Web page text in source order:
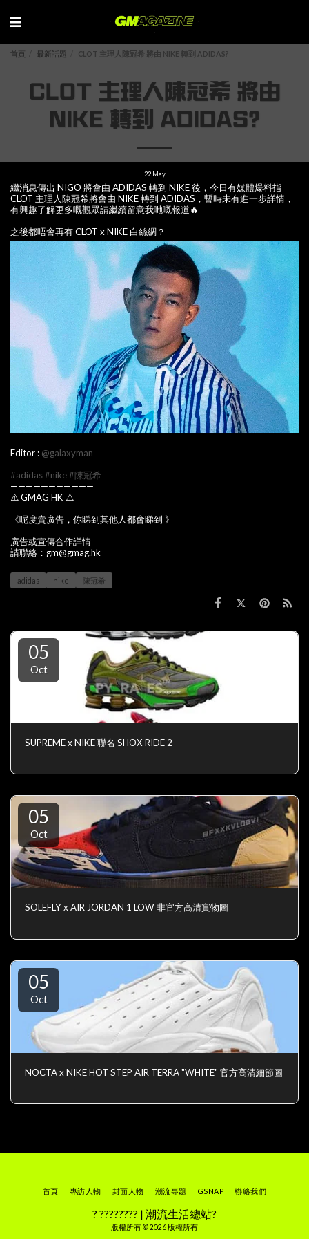
首頁 最新話題 CLOT 主理人陳冠希 將由 NIKE 轉到 ADIDAS?
CLOT 主理人陳冠希 將由
NIKE 轉到 ADIDAS?
22 May
繼消息傳出 NIGO 將會由 ADIDAS 轉到 NIKE 後，今日有媒體爆料指
CLOT 主理人陳冠希將會由 NIKE 轉到 ADIDAS，暫時未有進一步詳情，
有興趣了解更多嘅觀眾請繼續留意我哋嘅報道🔥
之後都唔會再有 CLOT x NIKE 白絲綢？
Editor : @galaxyman
#adidas#nike#陳冠希
———————————
⚠️ GMAG HK ⚠️
《呢度賣廣告，你睇到其他人都會睇到 》
廣告或宣傳合作詳情
請聯絡：gm@gmag.hk
adidas nike 陳冠希
05
Oct
SUPREME x NIKE 聯名 SHOX RIDE 2
05
Oct
SOLEFLY x AIR JORDAN 1 LOW 非官方高清實物圖
05
Oct
NOCTA x NIKE HOT STEP AIR TERRA "WHITE" 官方高清細節圖
? ???????? | 潮流生活總站?
版權所有 © 2026 版權所有
首頁 專訪人物 封面人物 潮流專題 GSNAP 聯絡我們